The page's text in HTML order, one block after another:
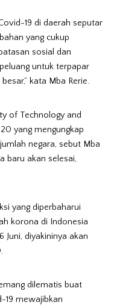
19 di daerah seputar
yang cukup
sosial dan
untuk terpapar
kata Mba Rerie.
of Technology and
yang mengungkap
negara, sebut Mba
baru akan selesai,
yang diperbaharui
korona di Indonesia
Juni, diyakininya akan
dilematis buat
19 mewajibkan